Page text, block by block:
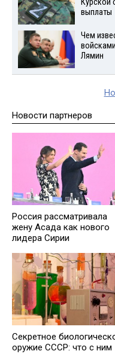
Курской
выплаты
Чем
Лямин
Новости партнеров
Россия рассматривала
жену Асада как нового
лидера Сирии
Секретное
оружие СССР: что с ним